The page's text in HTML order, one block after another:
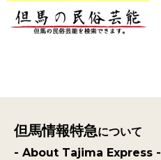
但馬情報特急について
- About Tajima Express -